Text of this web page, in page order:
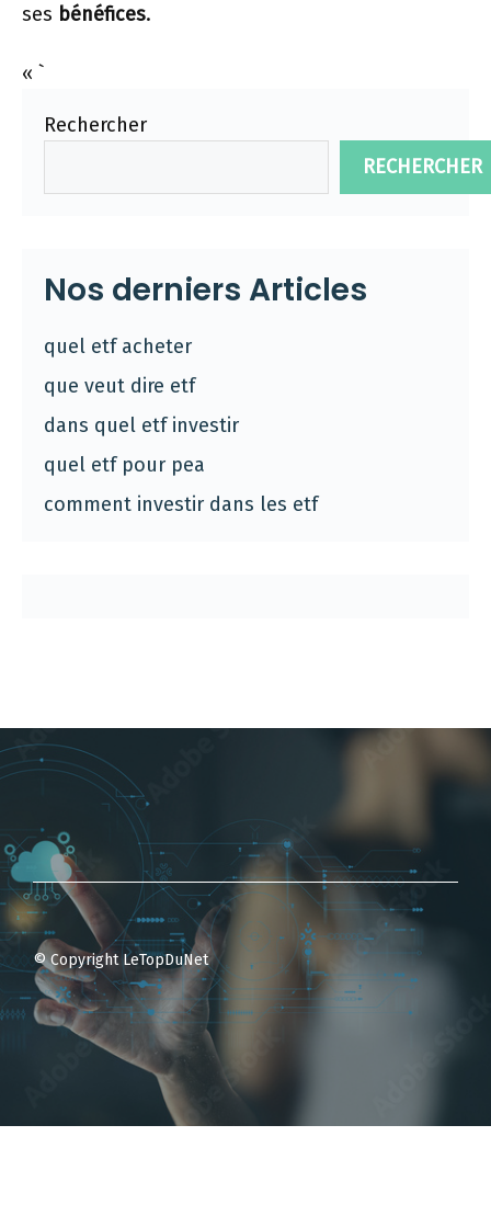
ses bénéfices.
« `
Rechercher
RECHERCHER
Nos derniers Articles
quel etf acheter
que veut dire etf
dans quel etf investir
quel etf pour pea
comment investir dans les etf
© Copyright LeTopDuNet